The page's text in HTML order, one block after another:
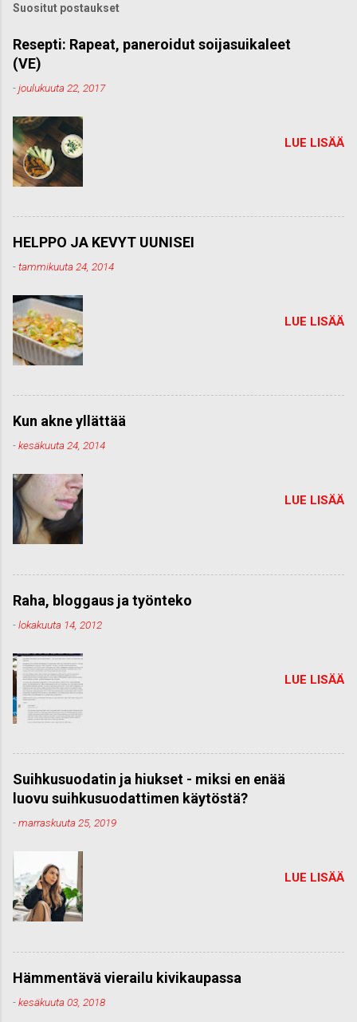
o
m
e
n
Suositut postaukset
Resepti: Rapeat, paneroidut soijasuikaleet
(VE)
-joulukuuta 22, 2017
LUE LISÄÄ
HELPPO JA KEVYT UUNISEI
-tammikuuta 24, 2014
LUE LISÄÄ
Kun akne yllättää
-kesäkuuta 24, 2014
LUE LISÄÄ
Raha, bloggaus ja työnteko
-lokakuuta 14, 2012
LUE LISÄÄ
Suihkusuodatin ja hiukset - miksi en enää
luovu suihkusuodattimen käytöstä?
-marraskuuta 25, 2019
LUE LISÄÄ
Hämmentävä vierailu kivikaupassa
-kesäkuuta 03, 2018